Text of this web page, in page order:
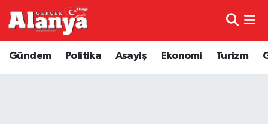
Gündem Politika Asayiş Ekonomi Turizm
Genel
Trafik Durumu